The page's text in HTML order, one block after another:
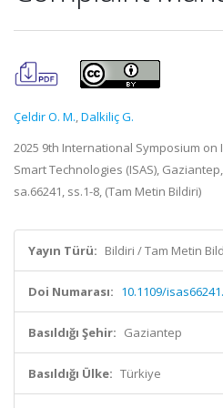
Çeldir O. M.,Dalkiliç G.
2025 9th International Symposium
Smart Technologies (ISAS),
sa.66241, ss.1-8, (Tam Metin Bildiri)
Yayın Türü: Bildiri / Tam Metin
Doi Numarası: 10.1109/
Basıldığı Şehir: Gaziantep
Basıldığı Ülke: Türkiye